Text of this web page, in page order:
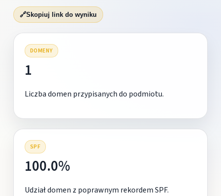
🔗Skopiuj link do wyniku
DOMENY
1
Liczba domen przypisanych do podmiotu.
SPF
100.0%
Udział domen z poprawnym rekordem SPF.